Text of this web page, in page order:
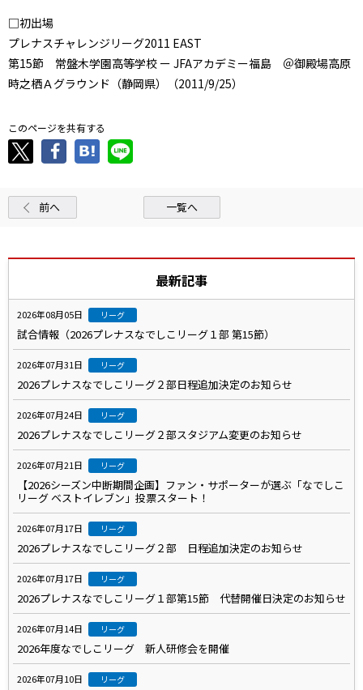
□初出場
プレナスチャレンジリーグ2011 EAST
第15節 常盤木学園高等学校 ー JFAアカデミー福島 ＠御殿場高原
時之栖Ａグラウンド（静岡県）（2011/9/25）
このページを共有する
前へ 一覧へ
最新記事
2026年08月05日 リーグ
試合情報（2026プレナスなでしこリーグ１部 第15節）
2026年07月31日 リーグ
2026プレナスなでしこリーグ２部日程追加決定のお知らせ
2026年07月24日 リーグ
2026プレナスなでしこリーグ２部スタジアム変更のお知らせ
2026年07月21日 リーグ
【2026シーズン中断期間企画】ファン・サポーターが選ぶ「なでしこ
リーグ ベストイレブン」投票スタート！
2026年07月17日 リーグ
2026プレナスなでしこリーグ２部 日程追加決定のお知らせ
2026年07月17日 リーグ
2026プレナスなでしこリーグ１部第15節 代替開催日決定のお知らせ
2026年07月14日 リーグ
2026年度なでしこリーグ 新人研修会を開催
2026年07月10日 リーグ